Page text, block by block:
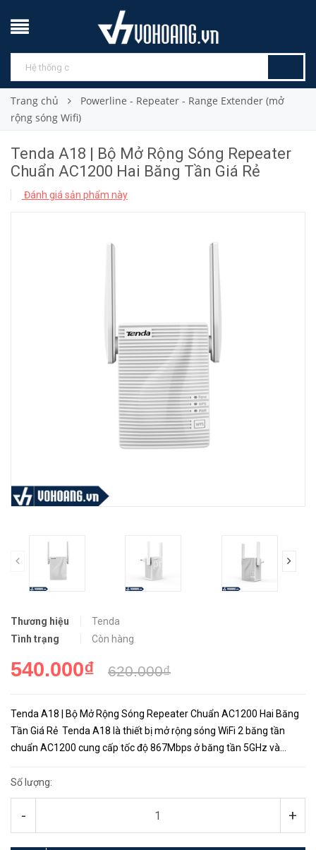
Trang chủ
Powerline - Repeater - Range Extender (mở
rộng sóng Wifi)
Tenda A18 | Bộ Mở Rộng Sóng Repeater
Chuẩn AC1200 Hai Băng Tần Giá Rẻ
Đánh giá sản phẩm này
prev
Thương hiệu
Tenda
Tình trạng
Còn hàng
540.000₫ 620.000₫
Tenda A18 | Bộ Mở Rộng Sóng Repeater Chuẩn AC1200 Hai Băng
Tần Giá Rẻ Tenda A18 là thiết bị mở rộng sóng WiFi 2 băng tần
chuẩn AC1200 cung cấp tốc độ 867Mbps ở băng tần 5GHz và
A1...
Số lượng:
- +